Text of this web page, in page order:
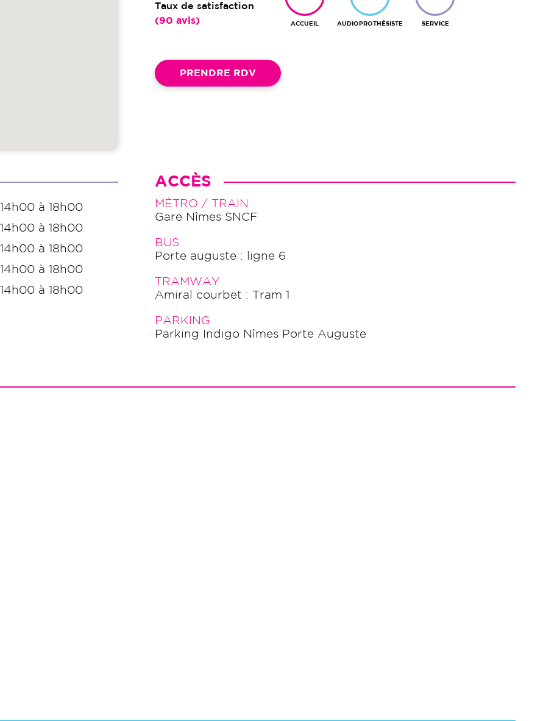
PRENDRE RDV
Taux de satisfaction
(90 avis)
ACCUEIL AUDIOPROTHÉSISTE SERVICE
à 18h00
à 18h00
à 18h00
à 18h00
à 18h00
ACCÈS
MÉTRO / TRAIN
Gare Nîmes SNCF
BUS
Porte auguste : ligne 6
TRAMWAY
Amiral courbet : Tram 1
PARKING
Parking Indigo Nîmes Porte Auguste